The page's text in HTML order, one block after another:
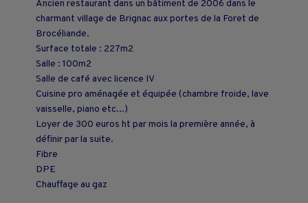
Ancien restaurant dans un bâtiment de 2006 dans le
charmant village de Brignac aux portes de la Foret de
Brocéliande.
Surface totale : 227m2
Salle : 100m2
Salle de café avec licence IV
Cuisine pro aménagée et équipée (chambre froide, lave
vaisselle, piano etc...)
Loyer de 300 euros ht par mois la première année, à
définir par la suite.
Fibre
DPE
Chauffage au gaz